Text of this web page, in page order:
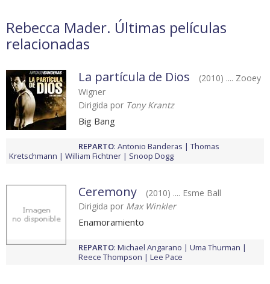
Rebecca Mader. Últimas películas
relacionadas
La partícula de Dios
(2010) .... Zooey
Wigner
Dirigida por Tony Krantz
Big Bang
REPARTO: Antonio Banderas
Thomas
Kretschmann
William Fichtner Snoop Dogg
Ceremony
(2010) .... Esme Ball
Dirigida por Max Winkler
Enamoramiento
REPARTO: Michael Angarano
Uma Thurman
Reece Thompson
Lee Pace